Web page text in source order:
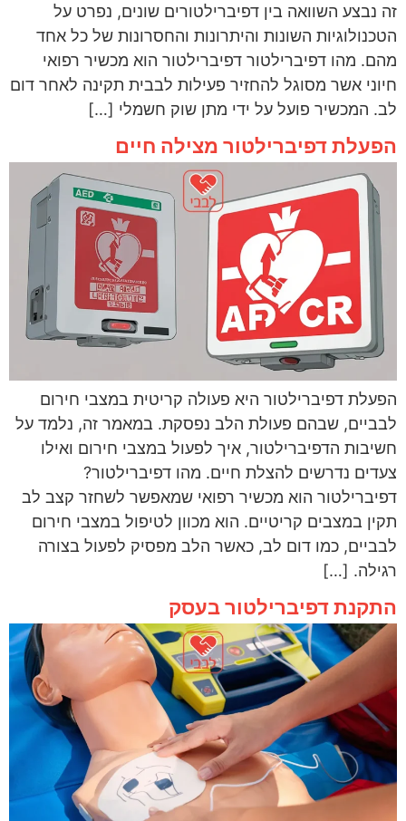
זה נבצע השוואה בין דפיברילטורים שונים, נפרט על
הטכנולוגיות השונות והיתרונות והחסרונות של כל אחד
מהם. מהו דפיברילטור דפיברילטור הוא מכשיר רפואי
חיוני אשר מסוגל להחזיר פעילות לבבית תקינה לאחר דום
לב. המכשיר פועל על ידי מתן שוק חשמלי […]
הפעלת דפיברילטור מצילה חיים
הפעלת דפיברילטור היא פעולה קריטית במצבי חירום
לבביים, שבהם פעולת הלב נפסקת. במאמר זה, נלמד על
חשיבות הדפיברילטור, איך לפעול במצבי חירום ואילו
צעדים נדרשים להצלת חיים. מהו דפיברילטור?
דפיברילטור הוא מכשיר רפואי שמאפשר לשחזר קצב לב
תקין במצבים קריטיים. הוא מכוון לטיפול במצבי חירום
לבביים, כמו דום לב, כאשר הלב מפסיק לפעול בצורה
רגילה. […]
התקנת דפיברילטור בעסק